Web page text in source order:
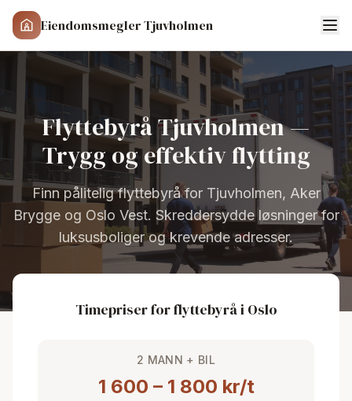
Eiendomsmegler Tjuvholmen
Flyttebyrå Tjuvholmen —
Trygg og effektiv flytting
Finn pålitelig flyttebyrå for Tjuvholmen, Aker
Brygge og Oslo Vest. Skreddersydde løsninger for
luksusboliger og krevende adresser.
Timepriser for flyttebyrå i Oslo
2 MANN + BIL
1 600 – 1 800 kr/t